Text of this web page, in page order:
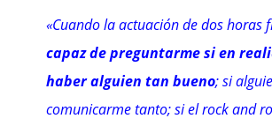
«Cuando la actuación de dos horas
capaz de preguntarme si en
haber alguien tan bueno; si
comunicarme tanto; si el rock and